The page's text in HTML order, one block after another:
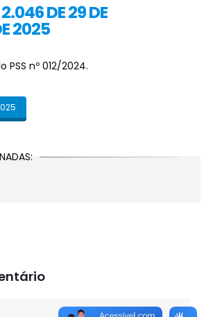
DE 29 DE
2025
PSS nº 012/2024.